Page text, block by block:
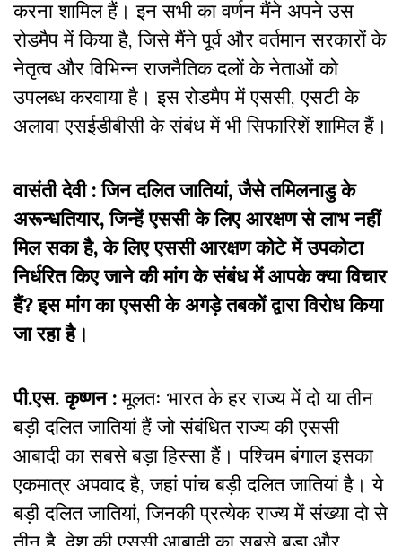
करना शामिल हैं। इन सभी का वर्णन मैंने अपने उस
रोडमैप में किया है, जिसे मैंने पूर्व और वर्तमान सरकारों के
नेतृत्व और विभिन्न राजनैतिक दलों के नेताओं को
उपलब्ध करवाया है। इस रोडमैप में एससी, एसटी के
अलावा एसईडीबीसी के संबंध में भी सिफारिशें शामिल हैं।
वासंती देवी : जिन दलित जातियां, जैसे तमिलनाडु के
अरून्धतियार, जिन्हें एससी के लिए आरक्षण से लाभ नहीं
मिल सका है, के लिए एससी आरक्षण कोटे में उपकोटा
निर्धरित किए जाने की मांग के संबंध में आपके क्या विचार
हैं? इस मांग का एससी के अगड़े तबकों द्वारा विरोध किया
जा रहा है।
पी.एस. कृष्णन :मूलतः भारत के हर राज्य में दो या तीन
बड़ी दलित जातियां हैं जो संबंधित राज्य की एससी
आबादी का सबसे बड़ा हिस्सा हैं। पश्चिम बंगाल इसका
एकमात्र अपवाद है, जहां पांच बड़ी दलित जातियां है। ये
बड़ी दलित जातियां, जिनकी प्रत्येक राज्य में संख्या दो से